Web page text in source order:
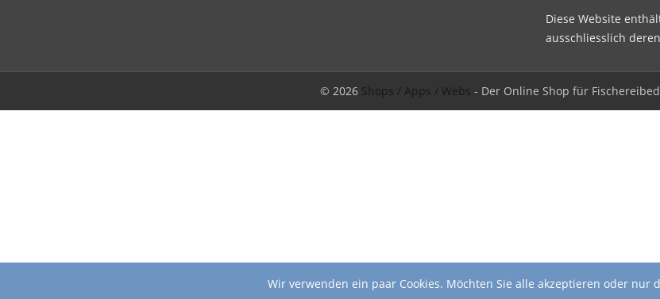
Diese Website
ausschliesslich
© 2026 Shops / Apps / Webs - Der Online Shop für
Wir verwenden ein paar Cookies. Möchten Sie alle akzeptieren oder nur